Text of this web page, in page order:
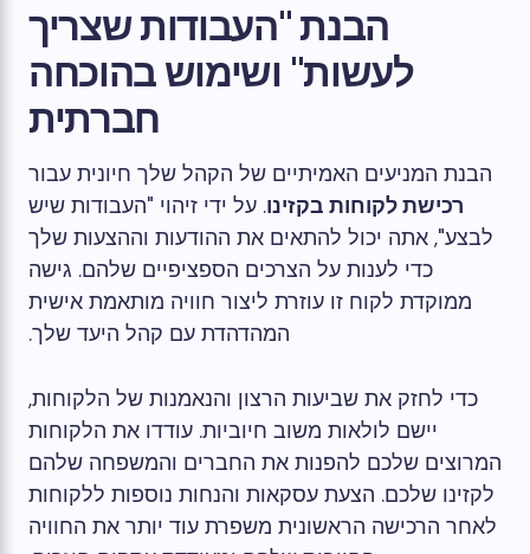
הבנת "העבודות שצריך
לעשות" ושימוש בהוכחה
חברתית
הבנת המניעים האמיתיים של הקהל שלך חיונית עבור
רכישת לקוחות בקזינו. על ידי זיהוי "העבודות שיש
לבצע", אתה יכול להתאים את ההודעות וההצעות שלך
כדי לענות על הצרכים הספציפיים שלהם. גישה
ממוקדת לקוח זו עוזרת ליצור חוויה מותאמת אישית
המהדהדת עם קהל היעד שלך.
כדי לחזק את שביעות הרצון והנאמנות של הלקוחות,
יישם לולאות משוב חיוביות. עודדו את הלקוחות
המרוצים שלכם להפנות את החברים והמשפחה שלהם
לקזינו שלכם. הצעת עסקאות והנחות נוספות ללקוחות
לאחר הרכישה הראשונית משפרת עוד יותר את החוויה